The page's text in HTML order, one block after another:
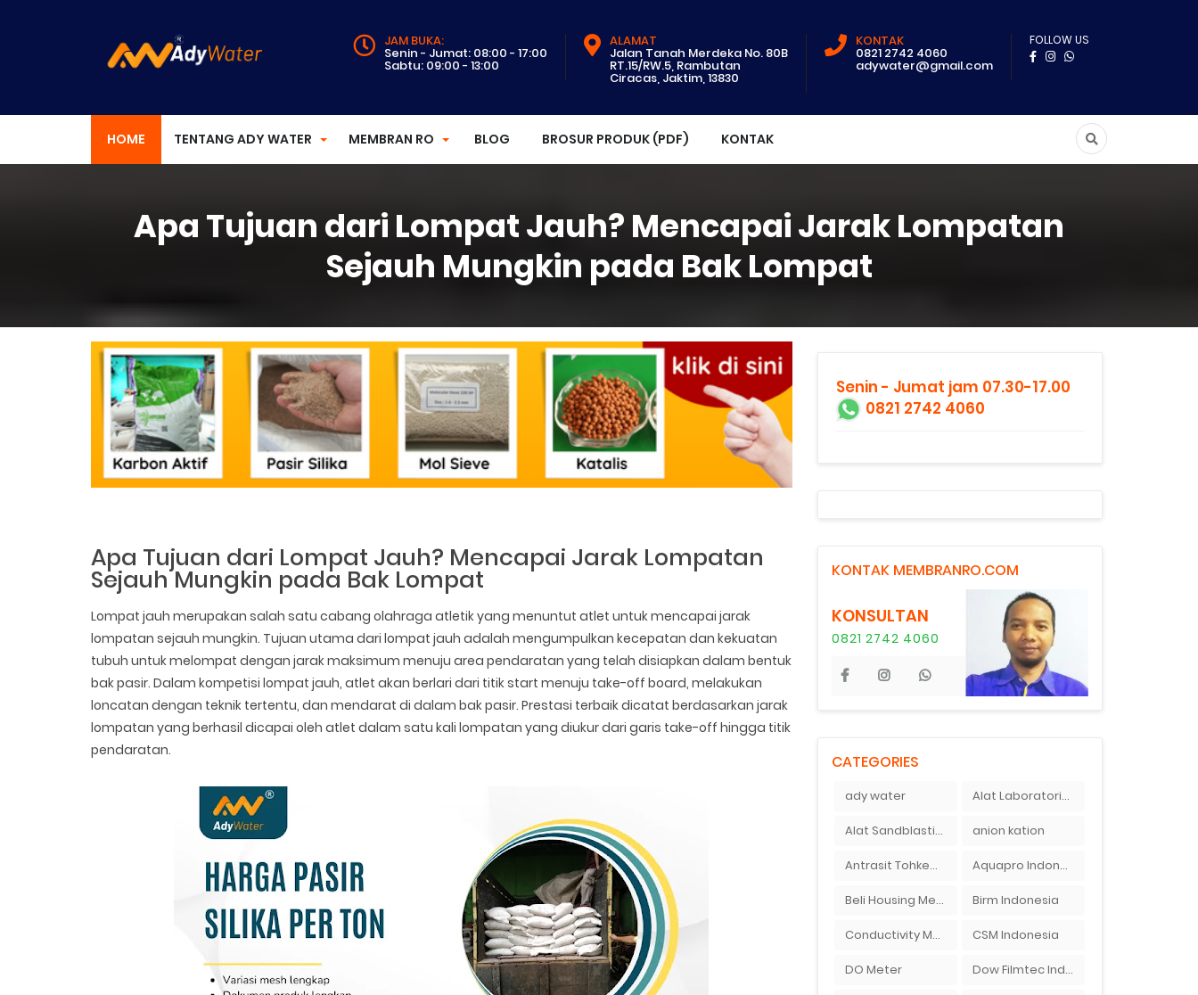
JAM BUKA:
Senin - Jumat: 08:00 - 17:00
Sabtu: 09:00 - 13:00
ALAMAT
Jalan Tanah Merdeka No. 80B
RT.15/RW.5, Rambutan
Ciracas, Jaktim, 13830
KONTAK
0821 2742 4060
adywater@gmail.com
FOLLOW US
HOME TENTANG ADY WATER MEMBRAN RO BLOG BROSUR PRODUK (PDF) KONTAK
Apa Tujuan dari Lompat Jauh? Mencapai Jarak Lompatan
Sejauh Mungkin pada Bak Lompat
Apa Tujuan dari Lompat Jauh? Mencapai Jarak Lompatan
Sejauh Mungkin pada Bak Lompat
Lompat jauh merupakan salah satu cabang olahraga atletik yang menuntut atlet untuk mencapai jarak
lompatan sejauh mungkin. Tujuan utama dari lompat jauh adalah mengumpulkan kecepatan dan kekuatan
tubuh untuk melompat dengan jarak maksimum menuju area pendaratan yang telah disiapkan dalam bentuk
bak pasir. Dalam kompetisi lompat jauh, atlet akan berlari dari titik start menuju take-off board, melakukan
loncatan dengan teknik tertentu, dan mendarat di dalam bak pasir. Prestasi terbaik dicatat berdasarkan jarak
lompatan yang berhasil dicapai oleh atlet dalam satu kali lompatan yang diukur dari garis take-off hingga titik
pendaratan.
Senin - Jumat jam 07.30-17.00
0821 2742 4060
KONTAK MEMBRANRO.COM
KONSULTAN
0821 2742 4060
CATEGORIES
ady water Alat Laboratorium Indonesia
Alat Sandblasting Kaca anion kation
Antrasit Tohkemy Jepang Indonesia Aquapro Indonesia
Beli Housing Membran Birm Indonesia
Conductivity Meter CSM Indonesia
DO Meter Dow Filmtec Indonesia